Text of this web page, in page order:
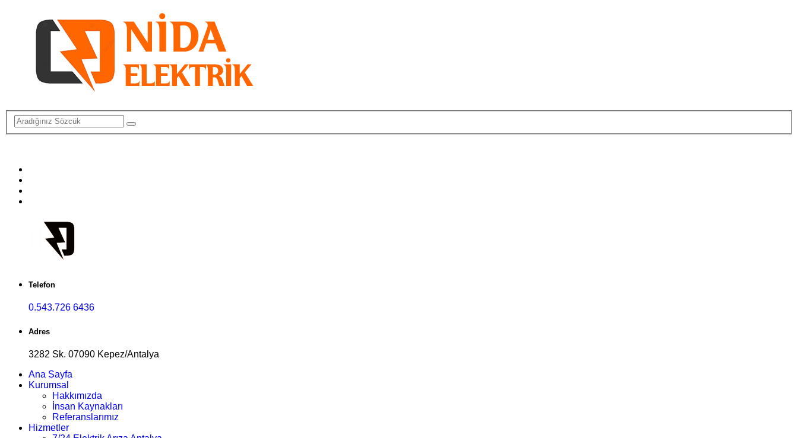
Telefon
0.543.726 6436
Adres
3282 Sk. 07090 Kepez/Antalya
Ana Sayfa
Kurumsal
Hakkımızda
İnsan Kaynakları
Referanslarımız
Hizmetler